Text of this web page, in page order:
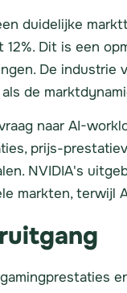
duidelijke
Dit is een
De industrie
de
naar AI-
prijs-
NVIDIA's
markten,